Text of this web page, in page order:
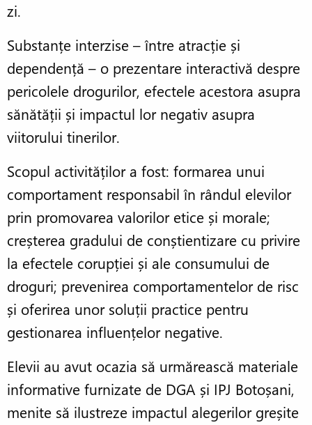
zi.
Substanțe interzise – între atracție și
dependență – o prezentare interactivă despre
pericolele drogurilor, efectele acestora asupra
sănătății și impactul lor negativ asupra
viitorului tinerilor.
Scopul activităților a fost: formarea unui
comportament responsabil în rândul elevilor
prin promovarea valorilor etice și morale;
creșterea gradului de conștientizare cu privire
la efectele corupției și ale consumului de
droguri; prevenirea comportamentelor de risc
și oferirea unor soluții practice pentru
gestionarea influențelor negative.
Elevii au avut ocazia să urmărească materiale
informative furnizate de DGA și IPJ Botoșani,
menite să ilustreze impactul alegerilor greșite